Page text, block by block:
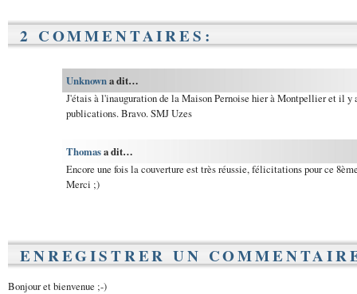
2 COMMENTAIRES:
Unknowna dit…
J'étais à l'inauguration de la Maison Pernoise hier à Montpellier et il y
publications. Bravo. SMJ Uzes
Thomasa dit…
Encore une fois la couverture est très réussie, félicitations pour ce
Merci ;)
ENREGISTRER UN
Bonjour et bienvenue ;-)